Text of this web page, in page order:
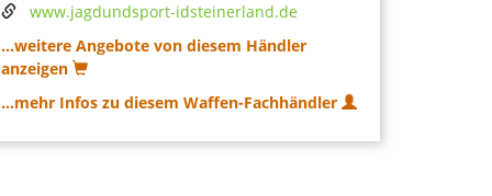
www.jagdundsport-idsteinerland.de
...weitere Angebote von diesem Händler
anzeigen
...mehr Infos zu diesem Waffen-Fachhändler